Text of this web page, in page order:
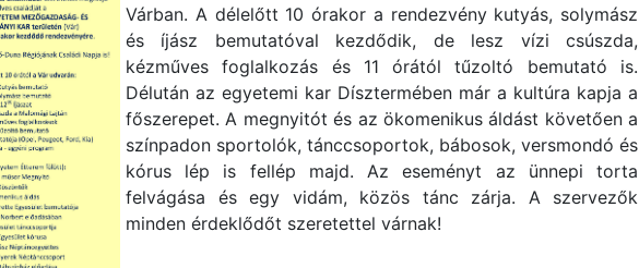
Várban. A délelőtt 10 órakor a rendezvény kutyás, solymász
és íjász bemutatóval kezdődik, de lesz vízi csúszda,
kézműves foglalkozás és 11 órától tűzoltó bemutató is.
Délután az egyetemi kar Dísztermében már a kultúra kapja a
főszerepet. A megnyitót és az ökomenikus áldást követően a
színpadon sportolók, tánccsoportok, bábosok, versmondó és
kórus lép is fellép majd. Az eseményt az ünnepi torta
felvágása és egy vidám, közös tánc zárja. A szervezők
minden érdeklődőt szeretettel várnak!